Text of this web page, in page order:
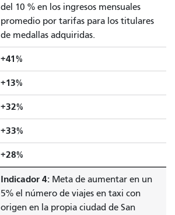
del 10 % en los ingresos mensuales
promedio por tarifas para los titulares
de medallas adquiridas.
+41%
+13%
+32%
+33%
+28%
Indicador 4:Meta de aumentar en un
5% el número de viajes en taxi con
origen en la propia ciudad de San